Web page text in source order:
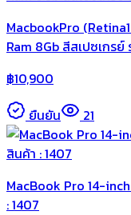
MacbookPro
Ram 8Gb สีสเปซเกรย์
฿10,900
ยืนยัน
21
MacBook Pro 14-
: 1407